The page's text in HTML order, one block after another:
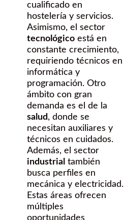
cualificado en
hostelería y servicios.
Asimismo, el sector
tecnológico está en
constante crecimiento,
requiriendo técnicos en
informática y
programación. Otro
ámbito con gran
demanda es el de la
salud, donde se
necesitan auxiliares y
técnicos en cuidados.
Además, el sector
industrial también
busca perfiles en
mecánica y electricidad.
Estas áreas ofrecen
múltiples
oportunidades